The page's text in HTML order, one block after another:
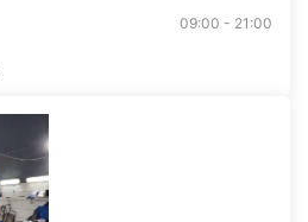
09:00 - 21:00